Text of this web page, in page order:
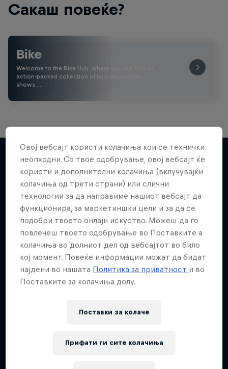
Сакаш повеќе?
Bike
Welcome to the Bike Hub, where you will find an
action-packed collection of two-wheel films,
shows …
Повеќе слична содржина
Овој вебсајт користи колачиња кои се технички
неопходни. Со твое одобрување, овој вебсајт ќе
користи и дополнителни колачиња (вклучувајќи
колачиња од трети страни) или слични
технологии за да направиме нашиот вебсајт да
функционира, за маркетиншки цели и за да се
подобри твоето онлајн искуство. Можеш да го
повлечеш твоето одобрување во Поставките а
колачиња во долниот дел од вебсајтот во било
кој момент. Повеќе информации можат да бидат
најдени во нашата Политика за приватност и во
Поставките за колачиња долу.
Поставки за колачe
Прифати ги сите колачиња